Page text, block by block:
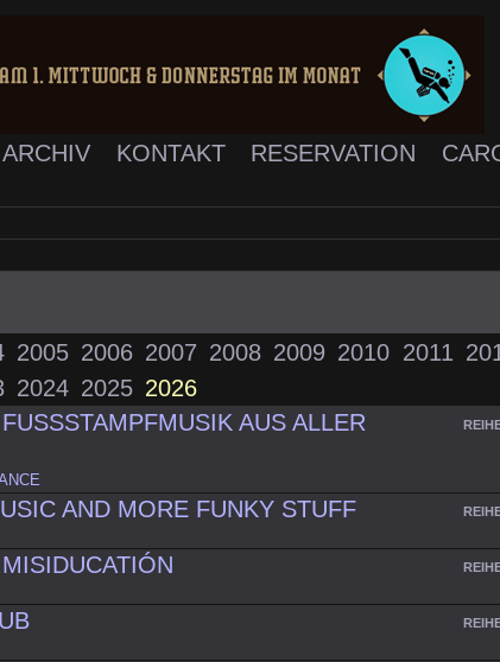
ARCHIV KONTAKT RESERVATION
2005 2006 2007 2008 2009 2010 2011
2024 2025 2026
AUS ALLER
AND MORE FUNKY STUFF